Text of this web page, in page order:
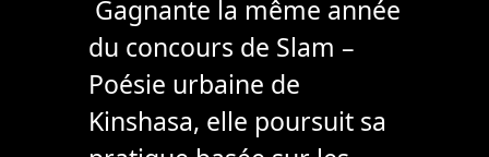
Gagnante la même année
du concours de Slam –
Poésie urbaine de
Kinshasa, elle poursuit sa